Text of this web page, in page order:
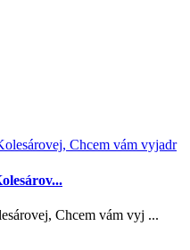
Chcem vám vyj ...